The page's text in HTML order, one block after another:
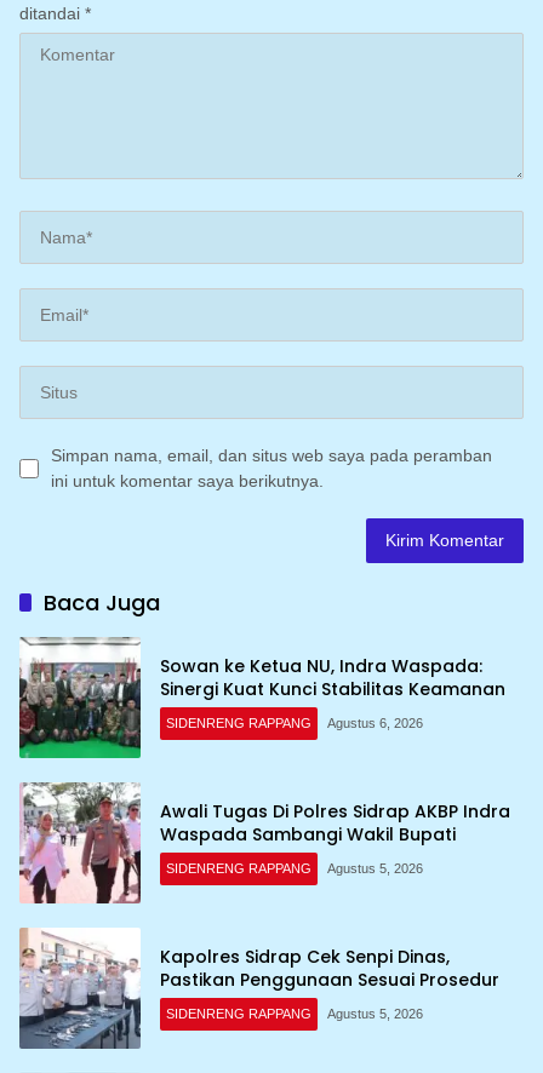
ditandai *
Simpan nama, email, dan situs web saya pada peramban
ini untuk komentar saya berikutnya.
Baca Juga
Sowan ke Ketua NU, Indra Waspada:
Sinergi Kuat Kunci Stabilitas Keamanan
SIDENRENG RAPPANG Agustus 6, 2026
Awali Tugas Di Polres Sidrap AKBP Indra
Waspada Sambangi Wakil Bupati
SIDENRENG RAPPANG Agustus 5, 2026
Kapolres Sidrap Cek Senpi Dinas,
Pastikan Penggunaan Sesuai Prosedur
SIDENRENG RAPPANG Agustus 5, 2026